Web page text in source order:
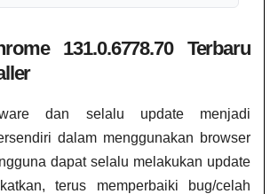
131.0.6778.70 Terbaru
dan selalu update menjadi
dalam menggunakan browser
dapat selalu melakukan update
terus memperbaiki bug/celah